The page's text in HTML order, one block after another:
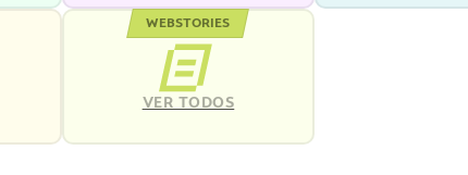
WEBSTORIES
VER TODOS